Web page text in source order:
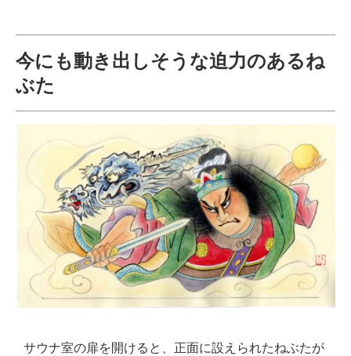
今にも動き出しそうな迫力のあるね
ぶた
サウナ室の扉を開けると、正面に設えられたねぶたが